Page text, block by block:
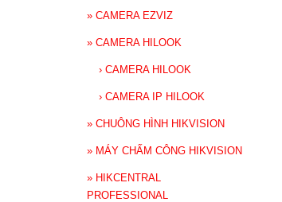
» CAMERA EZVIZ
» CAMERA HILOOK
› CAMERA HILOOK
› CAMERA IP HILOOK
» CHUÔNG HÌNH HIKVISION
» MÁY CHẤM CÔNG HIKVISION
» HIKCENTRAL
PROFESSIONAL